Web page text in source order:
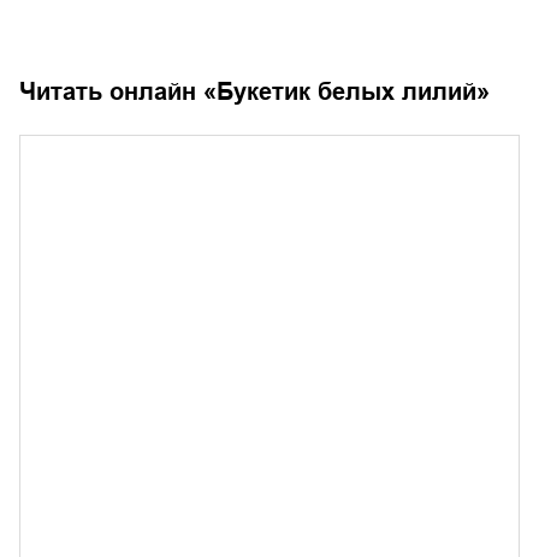
Читать онлайн « Букетик белых лилий»